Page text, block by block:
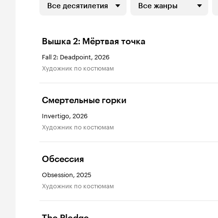
Все десятилетия Все жанры
Вышка 2: Мёртвая точка
Fall 2: Deadpoint, 2026
Художник по костюмам
Смертельные горки
Invertigo, 2026
Художник по костюмам
Обсессия
Obsession, 2025
Художник по костюмам